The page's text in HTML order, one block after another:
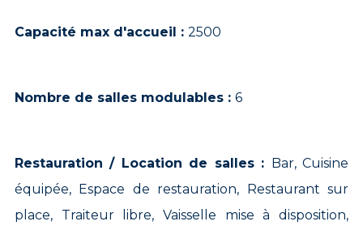
Capacité max d'accueil : 2500
Nombre de salles modulables : 6
Restauration / Location de salles :
Bar, Cuisine
équipée, Espace de restauration, Restaurant sur
place, Traiteur libre, Vaisselle mise à disposition,